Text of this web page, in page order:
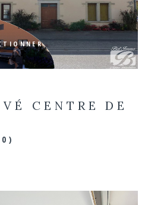
CENTRE DE
VOIR LE BIEN